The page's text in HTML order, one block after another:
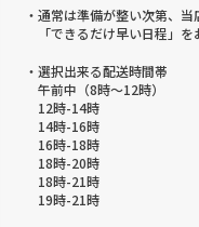
・通常は準備が整い次第、
「できるだけ早い日程」
・選択出来る配送時間帯
午前中（8時～12時）
12時-14時
14時-16時
16時-18時
18時-20時
18時-21時
19時-21時